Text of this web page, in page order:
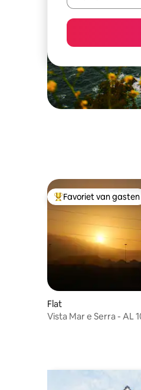
Topfavoriet van
Favoriet van gasten
Flat
Vista Mar e Serra - AL